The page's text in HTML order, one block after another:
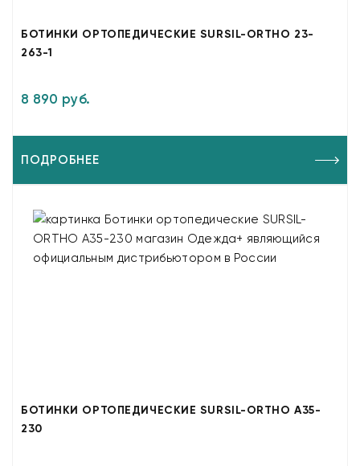
БОТИНКИ ОРТОПЕДИЧЕСКИЕ SURSIL-ORTHO 23-
263-1
8 890 руб.
ПОДРОБНЕЕ
БОТИНКИ ОРТОПЕДИЧЕСКИЕ SURSIL-ORTHO A35-
230